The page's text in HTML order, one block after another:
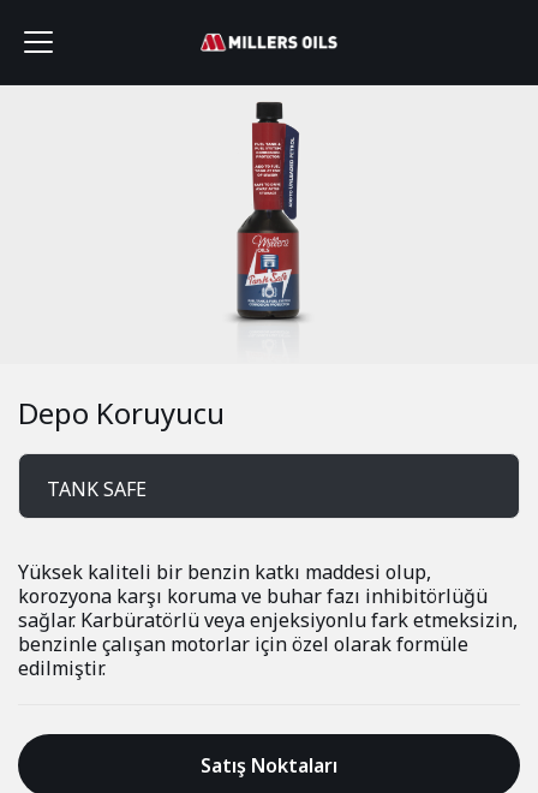
Depo Koruyucu
TANK SAFE
Yüksek kaliteli bir benzin katkı maddesi olup,
korozyona karşı koruma ve buhar fazı inhibitörlüğü
sağlar. Karbüratörlü veya enjeksiyonlu fark etmeksizin,
benzinle çalışan motorlar için özel olarak formüle
edilmiştir.
Satış Noktaları